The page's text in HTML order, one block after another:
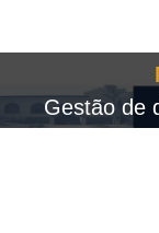
Gestão de